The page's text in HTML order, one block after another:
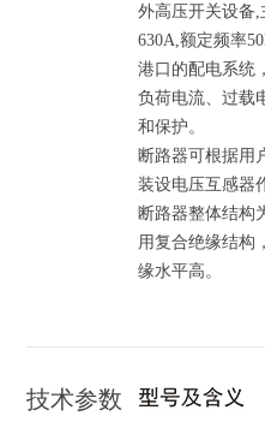
外高压开关设备
630A,额定频率
港口的配电系统
负荷电流、过载
和保护。
断路器可根据用
装设电压互感器
断路器整体结构
用复合绝缘结构
缘水平高。
技术参数